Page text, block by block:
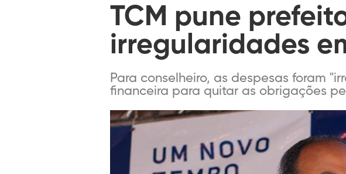
TCM pune
irregularidades
Para conselheiro, as despesas foram
financeira para quitar as obrigações